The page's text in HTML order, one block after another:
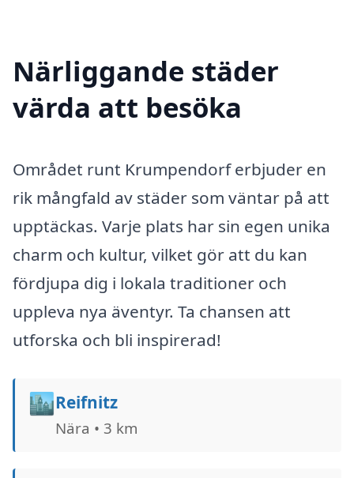
Närliggande städer
värda att besöka
Området runt Krumpendorf erbjuder en
rik mångfald av städer som väntar på att
upptäckas. Varje plats har sin egen unika
charm och kultur, vilket gör att du kan
fördjupa dig i lokala traditioner och
uppleva nya äventyr. Ta chansen att
utforska och bli inspirerad!
🏙️Reifnitz
Nära • 3 km